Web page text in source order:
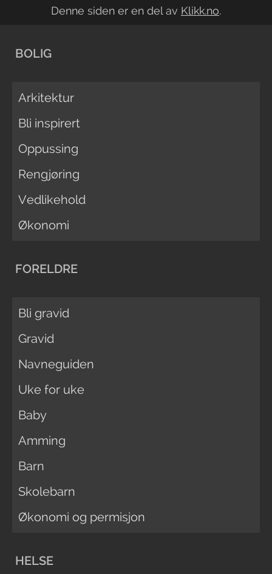
Denne siden er en del av Klikk.no.
BOLIG
Arkitektur
Bli inspirert
Oppussing
Rengjøring
Vedlikehold
Økonomi
FORELDRE
Bli gravid
Gravid
Navneguiden
Uke for uke
Baby
Amming
Barn
Skolebarn
Økonomi og permisjon
HELSE